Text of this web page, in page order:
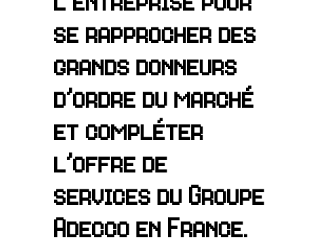
se rapprocher des
grands donneurs
d’ordre du marché
et compléter
l’offre de
services du Groupe
Adecco en France.